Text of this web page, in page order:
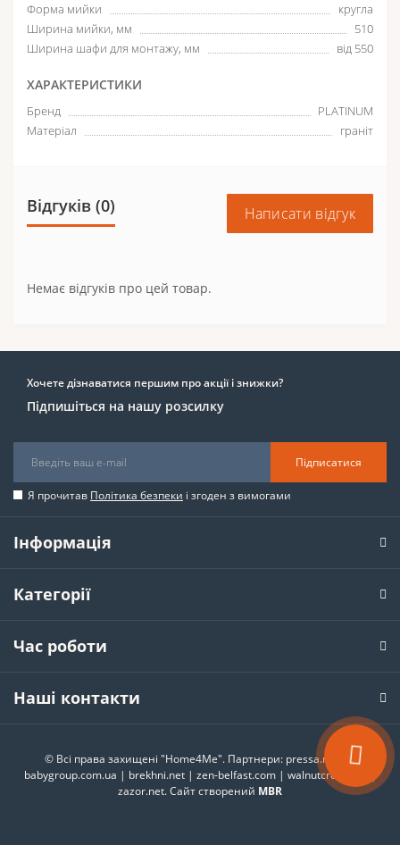
Форма мийки
кругла
Ширина мийки, мм
510
Ширина шафи для монтажу, мм
від 550
ХАРАКТЕРИСТИКИ
Бренд
PLATINUM
Матеріал
граніт
Відгуків (0) Написати відгук
Немає відгуків про цей товар.
Хочете дізнаватися першим про акції і знижки?
Підпишіться на нашу розсилку
Підписатися
Я прочитав Політика безпеки і згоден з вимогами
Інформація
Категорії
Час роботи
Наші контакти
© Всі права захищені "Home4Me". Партнери: pressa.rv.ua
|
babygroup.com.ua | brekhni.net| zen-belfast.com| walnutcreek.city
|
zazor.net. Сайт створений MBR